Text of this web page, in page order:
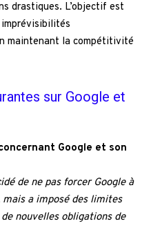
drastiques. L’objectif est
imprévisibilités
maintenant la compétitivité
sur Google et
Google et son
de ne pas forcer Google à
a imposé des limites
nouvelles obligations de